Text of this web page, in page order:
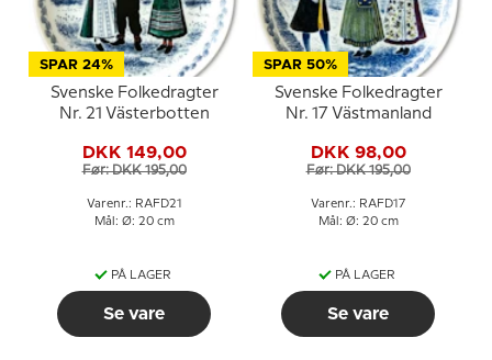
SPAR 24%
Svenske Folkedragter
Nr. 21 Västerbotten
DKK 149,00
Før: DKK 195,00
Varenr.: RAFD21
Mål: Ø: 20 cm
PÅ LAGER
Se vare
SPAR 50%
Svenske Folkedragter
Nr. 17 Västmanland
DKK 98,00
Før: DKK 195,00
Varenr.: RAFD17
Mål: Ø: 20 cm
PÅ LAGER
Se vare